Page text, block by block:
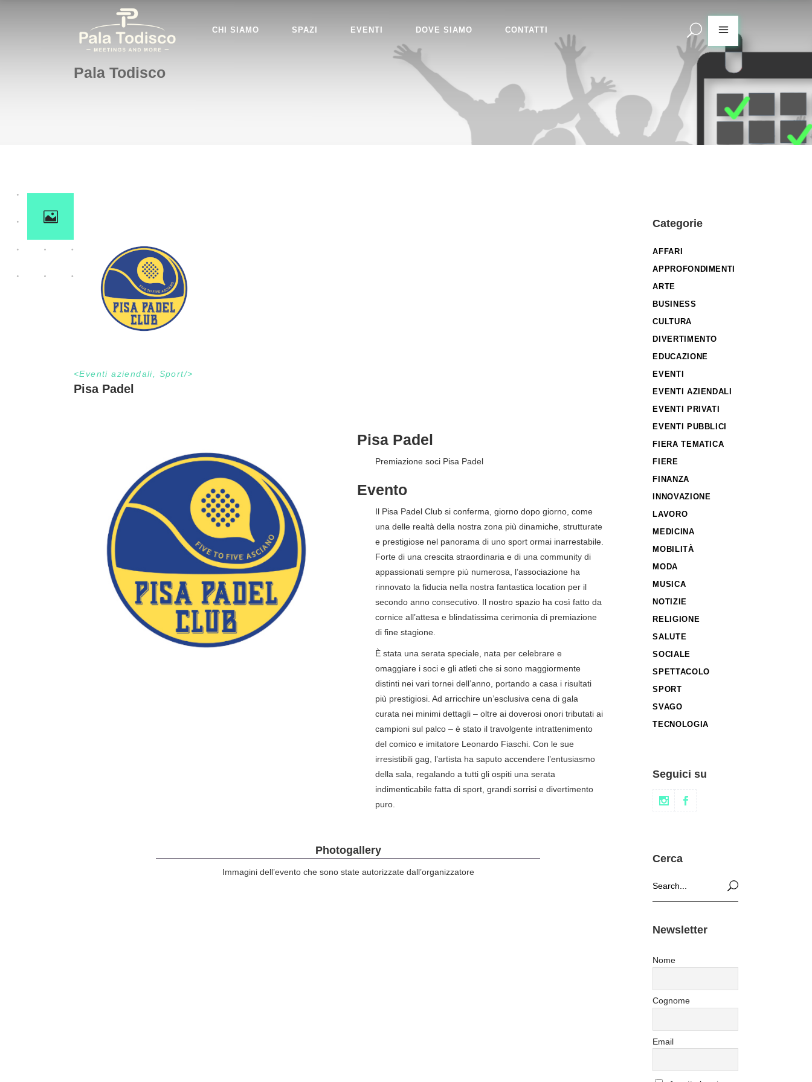
CHI SIAMO SPAZI EVENTI DOVE SIAMO CONTATTI
Pala Todisco
<Eventi aziendali Sport/>
Pisa Padel
Pisa Padel
Premiazione soci Pisa Padel
Evento
Il Pisa Padel Club si conferma, giorno dopo giorno, come
una delle realtà della nostra zona più dinamiche, strutturate
e prestigiose nel panorama di uno sport ormai inarrestabile.
Forte di una crescita straordinaria e di una community di
appassionati sempre più numerosa, l’associazione ha
rinnovato la fiducia nella nostra fantastica location per il
secondo anno consecutivo. Il nostro spazio ha così fatto da
cornice all’attesa e blindatissima cerimonia di premiazione
di fine stagione.
È stata una serata speciale, nata per celebrare e
omaggiare i soci e gli atleti che si sono maggiormente
distinti nei vari tornei dell’anno, portando a casa i risultati
più prestigiosi. Ad arricchire un’esclusiva cena di gala
curata nei minimi dettagli – oltre ai doverosi onori tributati ai
campioni sul palco – è stato il travolgente intrattenimento
del comico e imitatore Leonardo Fiaschi. Con le sue
irresistibili gag, l’artista ha saputo accendere l’entusiasmo
della sala, regalando a tutti gli ospiti una serata
indimenticabile fatta di sport, grandi sorrisi e divertimento
puro.
Photogallery
Immagini dell’evento che sono state autorizzate dall’organizzatore
Categorie
AFFARI
APPROFONDIMENTI
ARTE
BUSINESS
CULTURA
DIVERTIMENTO
EDUCAZIONE
EVENTI
EVENTI AZIENDALI
EVENTI PRIVATI
EVENTI PUBBLICI
FIERA TEMATICA
FIERE
FINANZA
INNOVAZIONE
LAVORO
MEDICINA
MOBILITÀ
MODA
MUSICA
NOTIZIE
RELIGIONE
SALUTE
SOCIALE
SPETTACOLO
SPORT
SVAGO
TECNOLOGIA
Seguici su
Cerca
for:
Newsletter
Nome
Cognome
Email